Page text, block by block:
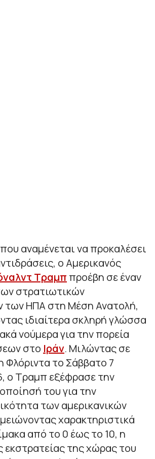
αναμένεται να προκαλέσει
ο Αμερικανός
Τραμπ προέβη σε έναν
στρατιωτικών
των ΗΠΑ στη Μέση Ανατολή,
ιδιαίτερα σκληρή γλώσσα
νούμερα για την πορεία
στο Ιράν. Μιλώντας σε
το Σάββατο 7
ο Τραμπ εξέφρασε την
του για την
των αμερικανικών
χαρακτηριστικά
από το 0 έως το 10, η
της χώρας του